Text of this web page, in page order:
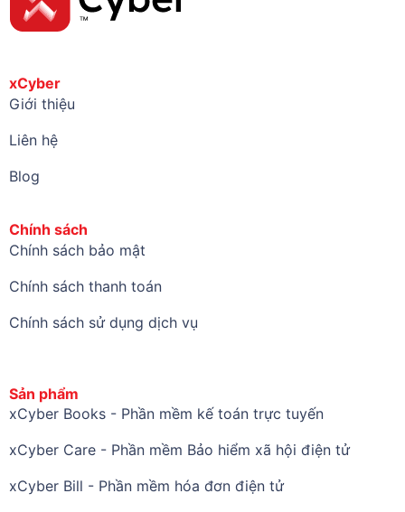
xCyber
Giới thiệu
Liên hệ
Blog
Chính sách
Chính sách bảo mật
Chính sách thanh toán
Chính sách sử dụng dịch vụ
Sản phẩm
xCyber Books - Phần mềm kế toán trực tuyến
xCyber Care - Phần mềm Bảo hiểm xã hội điện tử
xCyber Bill - Phần mềm hóa đơn điện tử